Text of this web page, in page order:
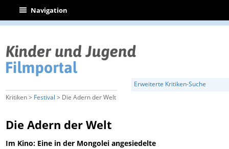
| Navigation
Erweiterte Kritiken-Suche
Kritiken > Festival > Die Adern der Welt
Die Adern der Welt
Im Kino: Eine in der Mongolei angesiedelte